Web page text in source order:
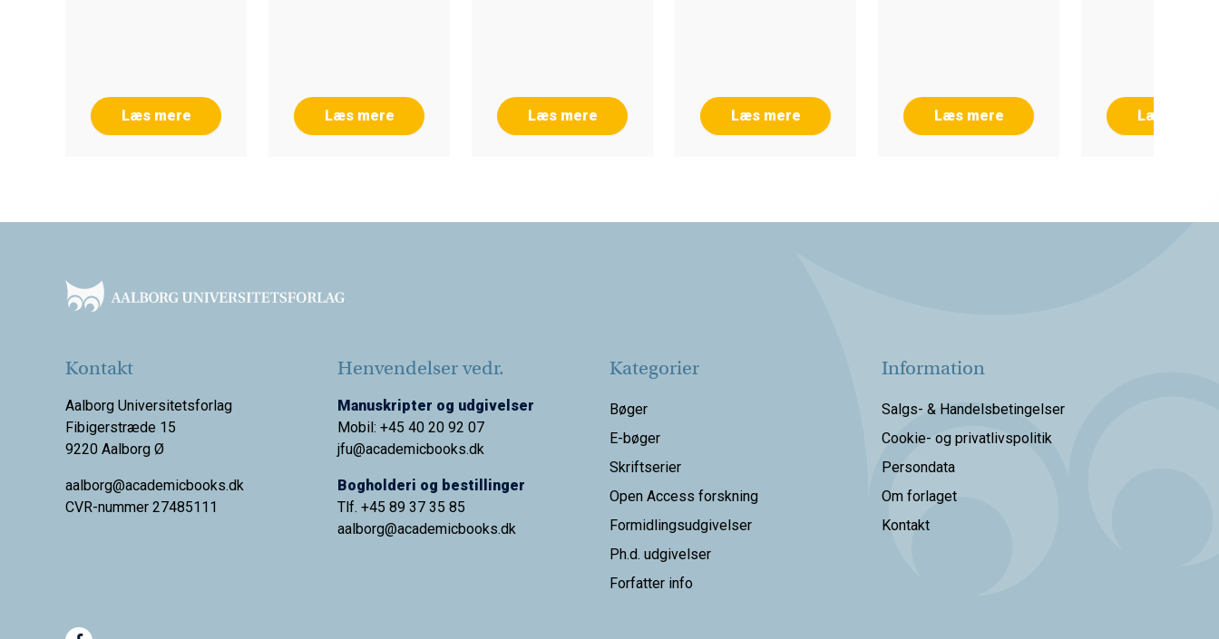
Læs mere Læs mere Læs mere Læs mere Læs mere Læs mere
Kontakt
Aalborg Universitetsforlag
Fibigerstræde 15
9220 Aalborg Ø
aalborg@academicbooks.dk
CVR-nummer 27485111
Henvendelser vedr.
Manuskripter og udgivelser
Mobil: +45 40 20 92 07
jfu@academicbooks.dk
Bogholderi og bestillinger
Tlf. +45 89 37 35 85
aalborg@academicbooks.dk
Kategorier
Bøger
E-bøger
Skriftserier
Open Access forskning
Formidlingsudgivelser
Ph.d. udgivelser
Forfatter info
Information
Salgs- & Handelsbetingelser
Cookie- og privatlivspolitik
Persondata
Om forlaget
Kontakt